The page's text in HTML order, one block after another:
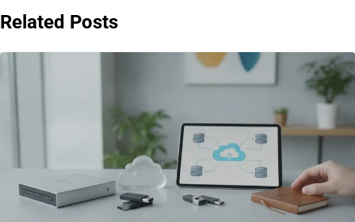
Related Posts